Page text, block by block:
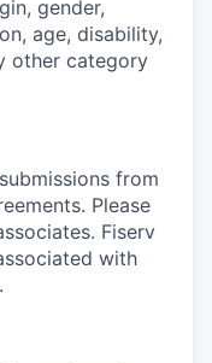
gender,
age, disability,
other category
from
Please
Fiserv
with